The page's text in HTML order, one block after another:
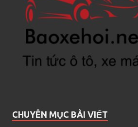
CHUYÊN MỤC BÀI VIẾT